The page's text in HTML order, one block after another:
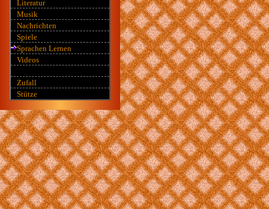
Literatur
Musik
Nachrichten
Spiele
Sprachen Lernen
Videos
Zufall
Stütze